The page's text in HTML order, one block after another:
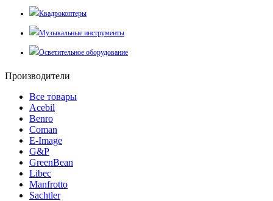
Квадрокоптеры
Музыкальные инструменты
Осветительное оборудование
Производители
Все товары
Acebil
Benro
Coman
E-Image
G&P
GreenBean
Libec
Manfrotto
Sachtler